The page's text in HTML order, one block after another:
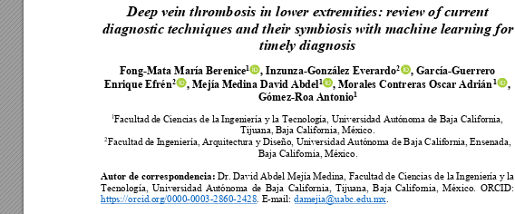
Deep vein thrombosis in lower extremities: review of current
diagnostic techniques and their symbiosis with machine learning for
timely diagnosis
Fong-Mata María Berenice1 , Inzunza-González Everardo2
, García-Guerrero
Enrique Efrén2 , Mejía Medina David Abdel1 , Morales Contreras Oscar Adrián1
,
Gómez-Roa Antonio1
1Facultad de Ciencias de la Ingeniería y la Tecnología, Universidad Autónoma de Baja California,
Tijuana, Baja California, México.
2Facultad de Ingeniería, Arquitectura y Diseño, Universidad Autónoma de Baja California, Ensenada,
Baja California, México.
Autor de correspondencia: Dr. David Abdel Mejía Medina, Facultad de Ciencias de la Ingeniería y la
Tecnología, Universidad Autónoma de Baja California, Tijuana, Baja California, México ORCID:
https://orcid.org/0000-0003-2860-2428. E-mail: damejia@uabc.edu.mx.